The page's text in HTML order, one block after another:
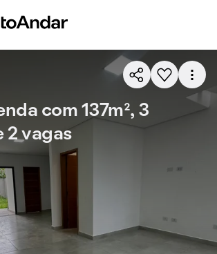
com 137m², 3
2 vagas